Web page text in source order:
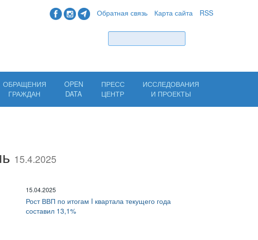
Обратная связь Карта сайта RSS
ОБРАЩЕНИЯ
ГРАЖДАН
OPEN
DATA
ПРЕСС
ЦЕНТР
ИССЛЕДОВАНИЯ
И ПРОЕКТЫ
15.4.2025
15.04.2025
Рост ВВП по итогам I квартала текущего года
составил 13,1%